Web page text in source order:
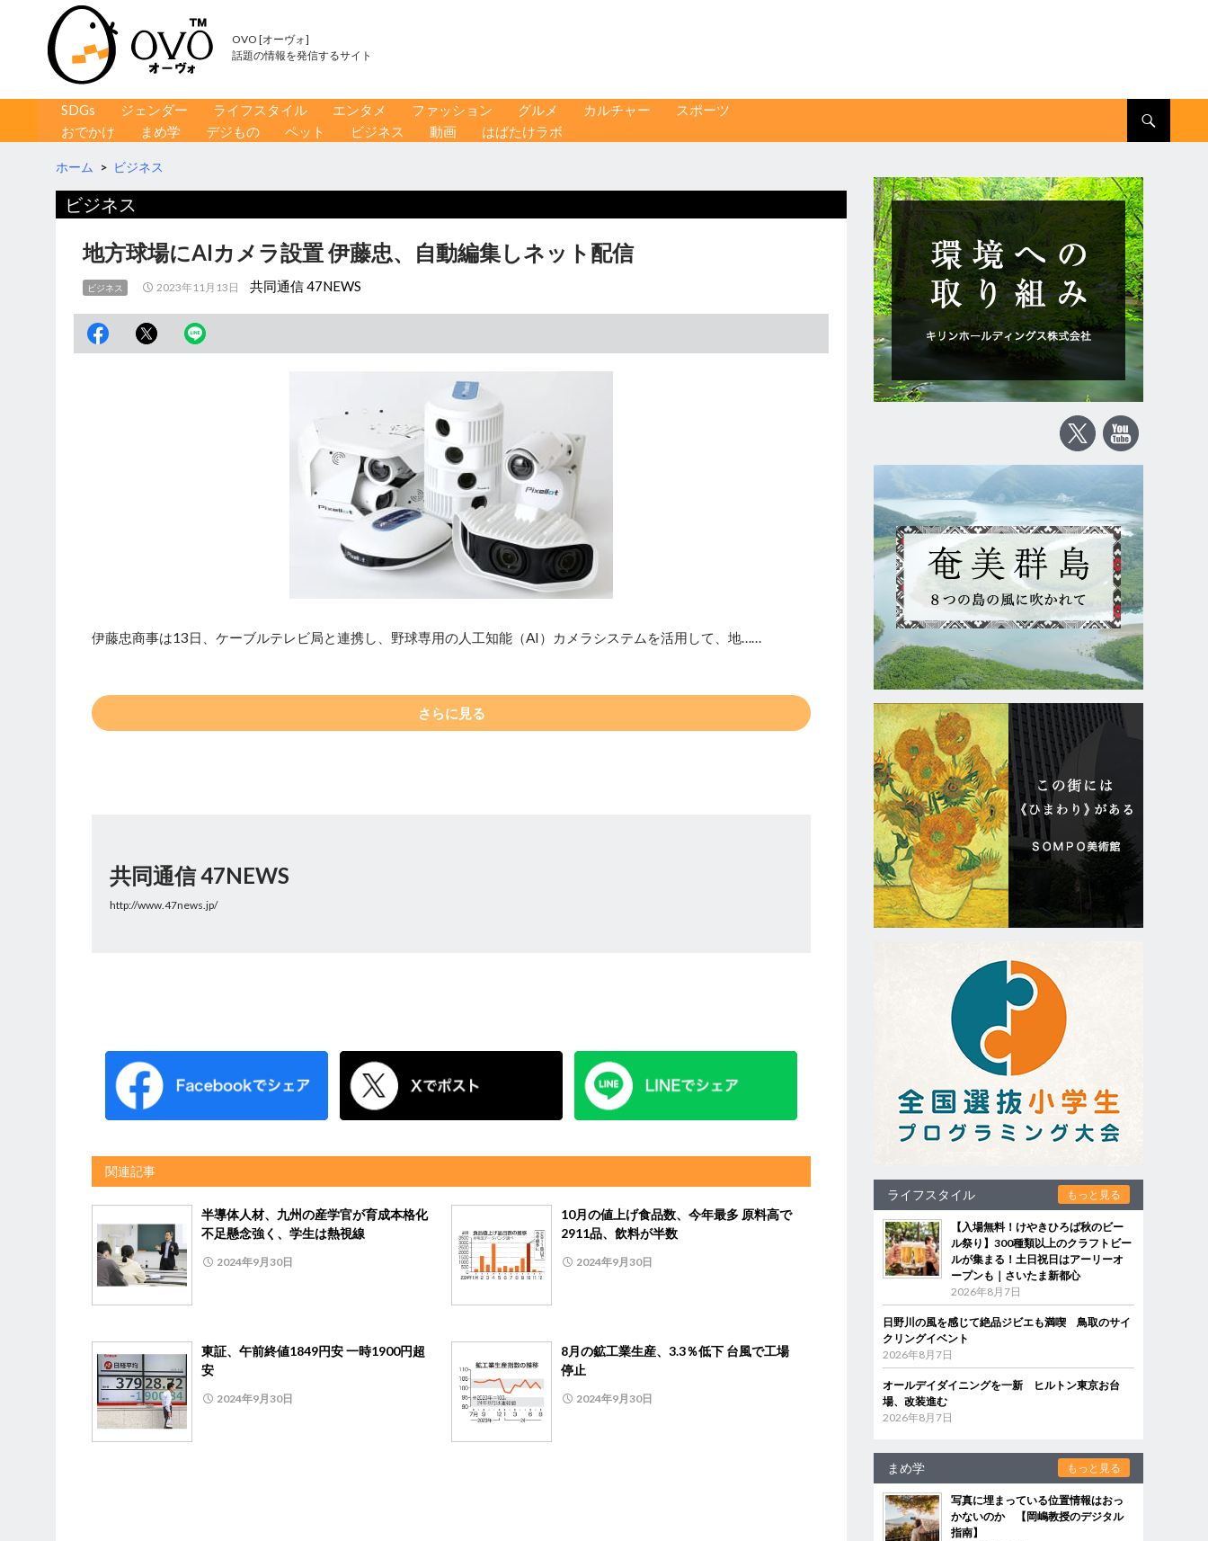
OVO [オーヴォ]
話題の情報を発信するサイト
コンテンツへ移動
SDGs ジェンダー ライフスタイル エンタメ ファッション グルメ カルチャー
スポーツ
おでかけ
まめ学 デジもの ペット ビジネス 動画 はばたけラボ
ホーム > ビジネス
ビジネス
地方球場にAIカメラ設置 伊藤忠、自動編集しネット配信
ビジネス 2023年11月13日 共同通信 47NEWS
伊藤忠商事は13日、ケーブルテレビ局と連携し、野球専用の人工知能（AI）カメラシステムを活用して、地……
さらに見る
共同通信 47NEWS
http://www.47news.jp/
関連記事
半導体人材、九州の産学官が育成本格化
不足懸念強く、学生は熱視線
2024年9月30日
10月の値上げ食品数、今年最多 原料高で
2911品、飲料が半数
2024年9月30日
東証、午前終値1849円安 一時1900円超
安
2024年9月30日
8月の鉱工業生産、3.3％低下 台風で工場
停止
2024年9月30日
ライフスタイル もっと見る
【入場無料！けやきひろば秋のビー
ル祭り】300種類以上のクラフトビー
ルが集まる！土日祝日はアーリーオ
ープンも｜さいたま新都心
2026年8月7日
日野川の風を感じて絶品ジビエも満喫 鳥取のサイ
クリングイベント
2026年8月7日
オールデイダイニングを一新 ヒルトン東京お台
場、改装進む
2026年8月7日
まめ学 もっと見る
写真に埋まっている位置情報はおっ
かないのか 【岡嶋教授のデジタル
指南】